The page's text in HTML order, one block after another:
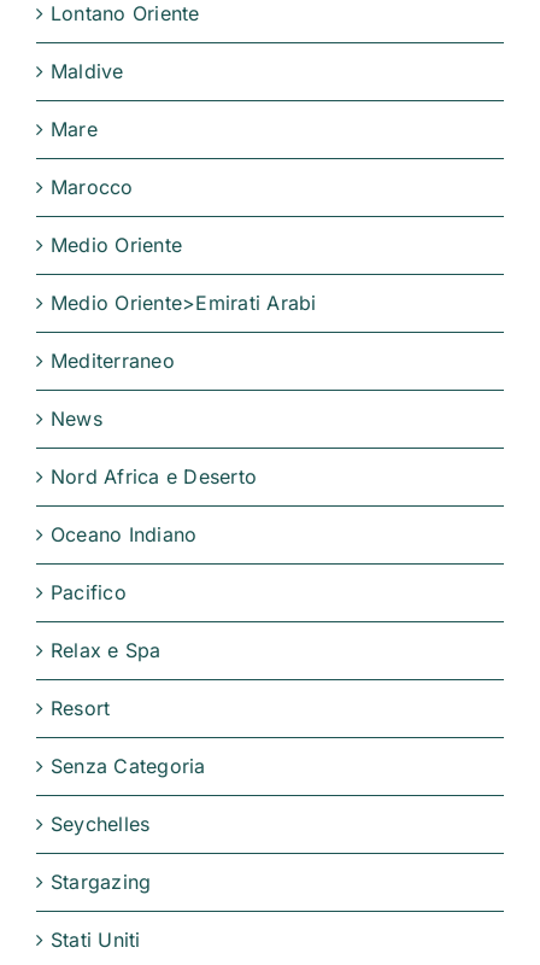
Lontano Oriente
Maldive
Mare
Marocco
Medio Oriente
Medio Oriente>Emirati Arabi
Mediterraneo
News
Nord Africa e Deserto
Oceano Indiano
Pacifico
Relax e Spa
Resort
Senza Categoria
Seychelles
Stargazing
Stati Uniti